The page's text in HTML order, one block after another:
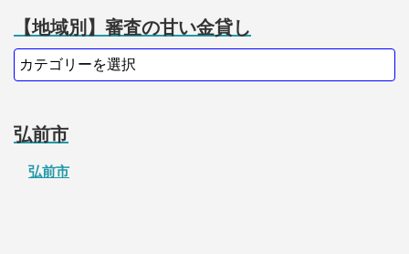
【地域別】審査の甘い金貸し
弘前市
弘前市